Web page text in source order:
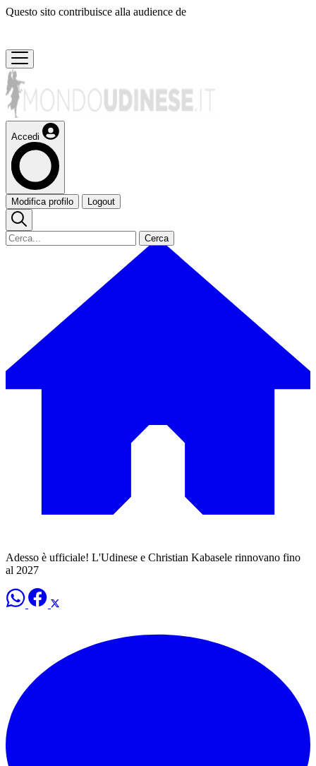
Questo sito contribuisce alla audience de
Accedi
Modifica profilo Logout
Cerca
Adesso è ufficiale! L'Udinese e Christian Kabasele rinnovano fino
al 2027